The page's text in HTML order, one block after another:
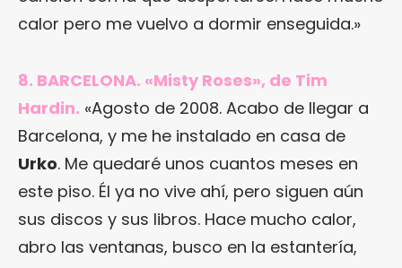
calor pero me vuelvo a dormir enseguida.»
8. BARCELONA. «Misty Roses», de Tim
Hardin. «Agosto de 2008. Acabo de llegar a
Barcelona, y me he instalado en casa de
Urko. Me quedaré unos cuantos meses en
este piso. Él ya no vive ahí, pero siguen aún
sus discos y sus libros. Hace mucho calor,
abro las ventanas, busco en la estantería,